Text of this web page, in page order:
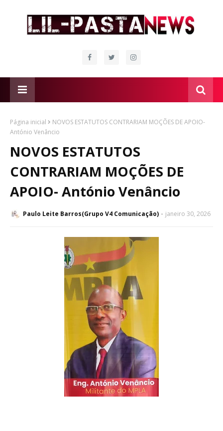
Página inicial
NOVOS ESTATUTOS CONTRARIAM MOÇÕES DE APOIO-
António Venâncio
NOVOS ESTATUTOS
CONTRARIAM MOÇÕES DE
APOIO- António Venâncio
Paulo Leite Barros(Grupo V4 Comunicação) janeiro 30, 2026